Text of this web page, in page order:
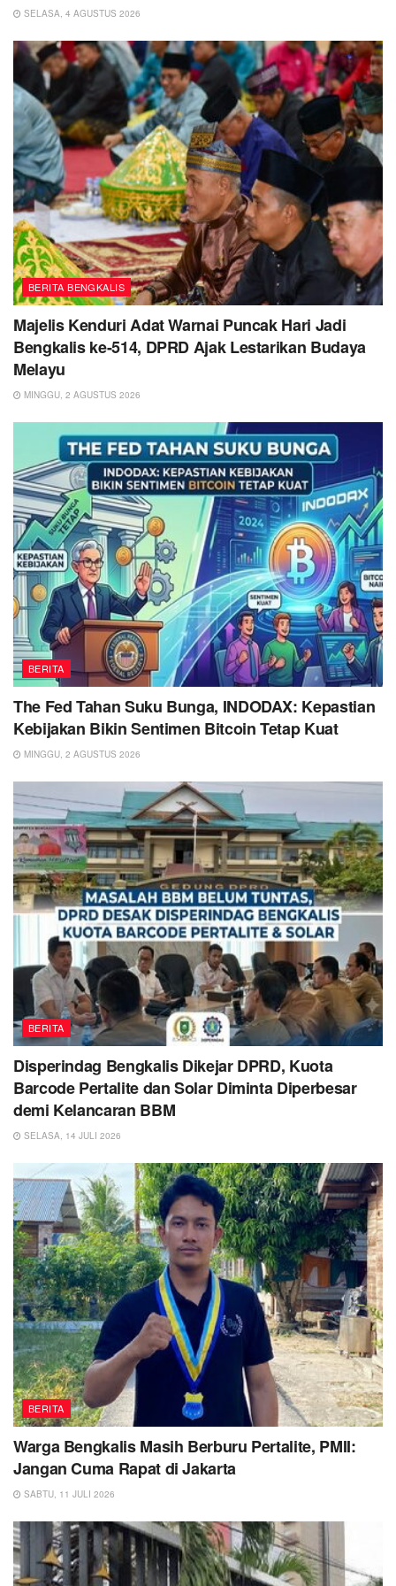
SELASA, 4 AGUSTUS 2026
BERITA BENGKALIS
Majelis Kenduri Adat Warnai Puncak Hari Jadi
Bengkalis ke-514, DPRD Ajak Lestarikan Budaya
Melayu
MINGGU, 2 AGUSTUS 2026
BERITA
The Fed Tahan Suku Bunga, INDODAX: Kepastian
Kebijakan Bikin Sentimen Bitcoin Tetap Kuat
MINGGU, 2 AGUSTUS 2026
BERITA
Disperindag Bengkalis Dikejar DPRD, Kuota
Barcode Pertalite dan Solar Diminta Diperbesar
demi Kelancaran BBM
SELASA, 14 JULI 2026
BERITA
Warga Bengkalis Masih Berburu Pertalite, PMII:
Jangan Cuma Rapat di Jakarta
SABTU, 11 JULI 2026